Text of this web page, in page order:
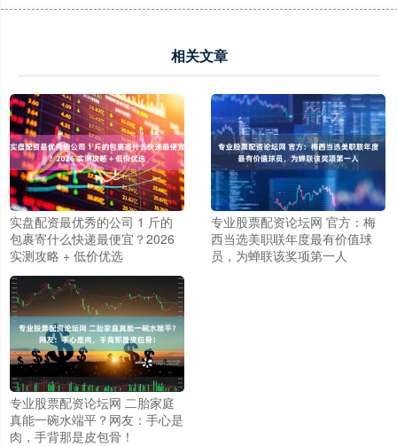
相关文章
实盘配资最优秀的公司 1 斤的
包裹寄什么快递最便宜？2026
实测攻略 + 低价优选
专业股票配资论坛网 官方：梅
西当选美职联年度最有价值球
员，为蝉联该奖项第一人
专业股票配资论坛网 二胎家庭
真能一碗水端平？网友：手心是
肉，手背那是皮包骨！